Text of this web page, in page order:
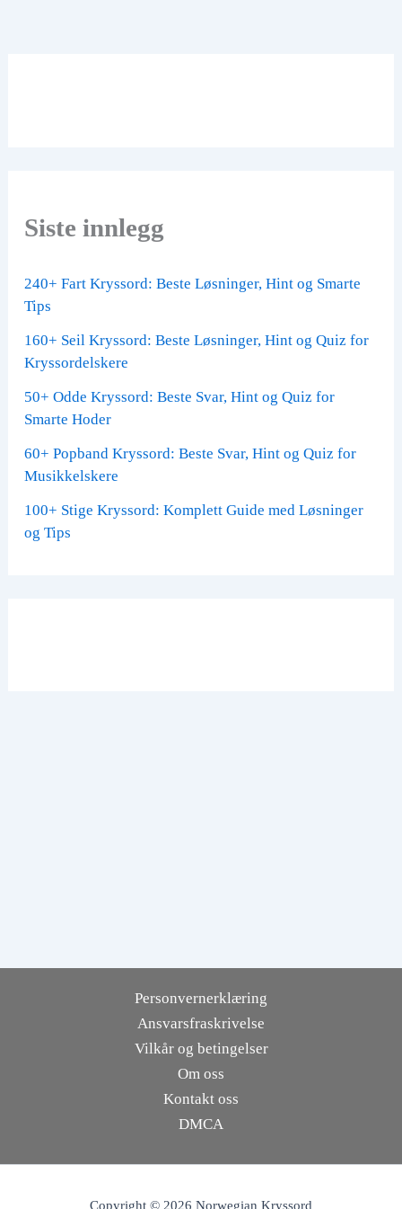
Siste innlegg
240+ Fart Kryssord: Beste Løsninger, Hint og Smarte
Tips
160+ Seil Kryssord: Beste Løsninger, Hint og Quiz for
Kryssordelskere
50+ Odde Kryssord: Beste Svar, Hint og Quiz for
Smarte Hoder
60+ Popband Kryssord: Beste Svar, Hint og Quiz for
Musikkelskere
100+ Stige Kryssord: Komplett Guide med Løsninger
og Tips
Personvernerklæring
Ansvarsfraskrivelse
Vilkår og betingelser
Om oss
Kontakt oss
DMCA
Copyright © 2026 Norwegian Kryssord